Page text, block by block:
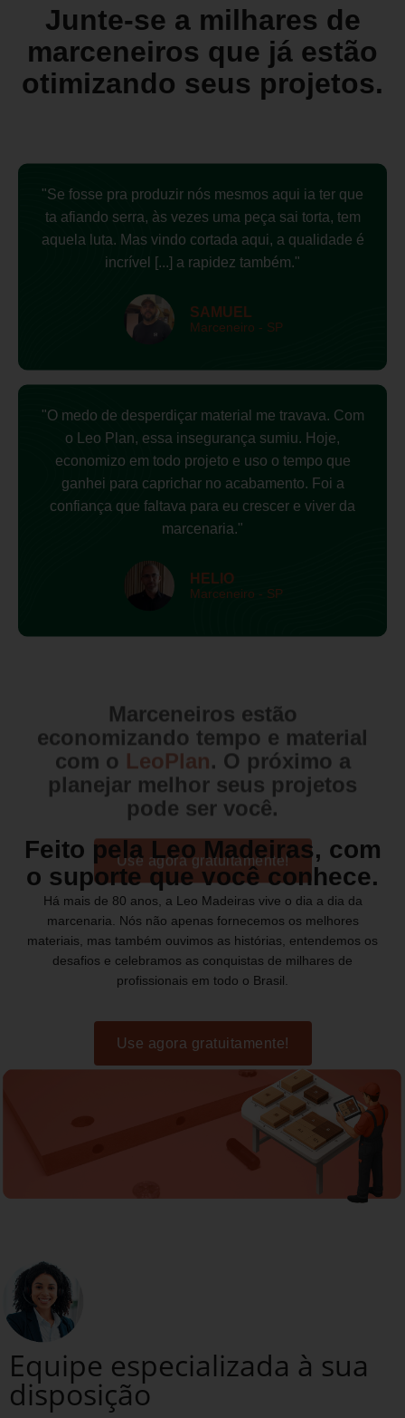
Junte-se a milhares de
marceneiros que já estão
otimizando seus projetos.
"Se fosse pra produzir nós mesmos aqui ia ter que
ta afiando serra, às vezes uma peça sai torta, tem
aquela luta. Mas vindo cortada aqui, a qualidade é
incrível [...] a rapidez também."
SAMUEL
Marceneiro - SP
"O medo de desperdiçar material me travava. Com
o Leo Plan, essa insegurança sumiu. Hoje,
economizo em todo projeto e uso o tempo que
ganhei para caprichar no acabamento. Foi a
confiança que faltava para eu crescer e viver da
marcenaria."
HELIO
Marceneiro - SP
Marceneiros estão
economizando tempo e material
com o LeoPlan. O próximo a
planejar melhor seus projetos
pode ser você.
Use agora gratuitamente!
Feito pela Leo Madeiras, com
o suporte que você conhece.
Há mais de 80 anos, a Leo Madeiras vive o dia a dia da
marcenaria. Nós não apenas fornecemos os melhores
materiais, mas também ouvimos as histórias, entendemos os
desafios e celebramos as conquistas de milhares de
profissionais em todo o Brasil.
Use agora gratuitamente!
Equipe especializada à sua
disposição